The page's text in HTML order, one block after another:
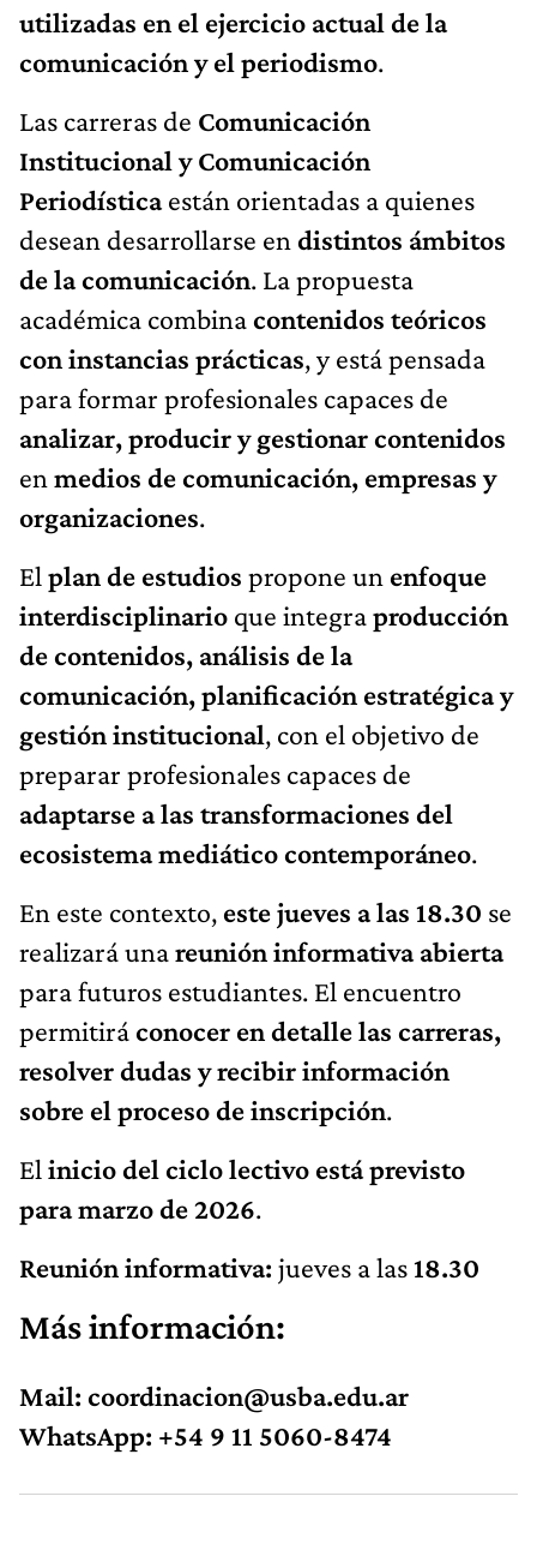
utilizadas en el ejercicio actual de la
comunicación y el periodismo.
Las carreras de Comunicación
Institucional y Comunicación
Periodísticaestán orientadas a quienes
desean desarrollarse en distintos ámbitos
de la comunicación. La propuesta
académica combinacontenidos teóricos
con instancias prácticas, y está pensada
para formar profesionales capaces de
analizar, producir y gestionar contenidos
en medios de comunicación, empresas y
organizaciones.
El plan de estudios propone un enfoque
interdisciplinario que integraproducción
de contenidos, análisis de la
comunicación, planificación estratégica y
gestión institucional, con el objetivo de
preparar profesionales capaces de
adaptarse a las transformaciones del
ecosistema mediático contemporáneo.
En este contexto, este jueves a las 18.30 se
realizará unareunión informativa abierta
para futuros estudiantes. El encuentro
permitiráconocer en detalle las carreras,
resolver dudas y recibir información
sobre el proceso de inscripción.
El inicio del ciclo lectivo está previsto
para marzo de 2026.
Reunión informativa: jueves a las18.30
Más información:
Mail: coordinacion@usba.edu.ar
WhatsApp: +54 9 11 5060-8474